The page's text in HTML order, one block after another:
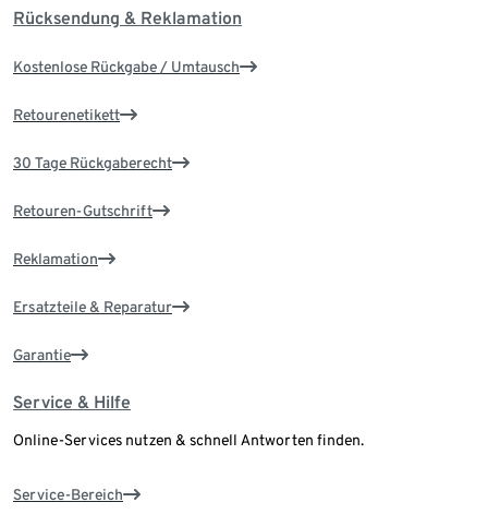
Rücksendung & Reklamation
Kostenlose Rückgabe / Umtausch
Retourenetikett
30 Tage Rückgaberecht
Retouren-Gutschrift
Reklamation
Ersatzteile & Reparatur
Garantie
Service & Hilfe
Online-Services nutzen & schnell Antworten finden.
Service-Bereich